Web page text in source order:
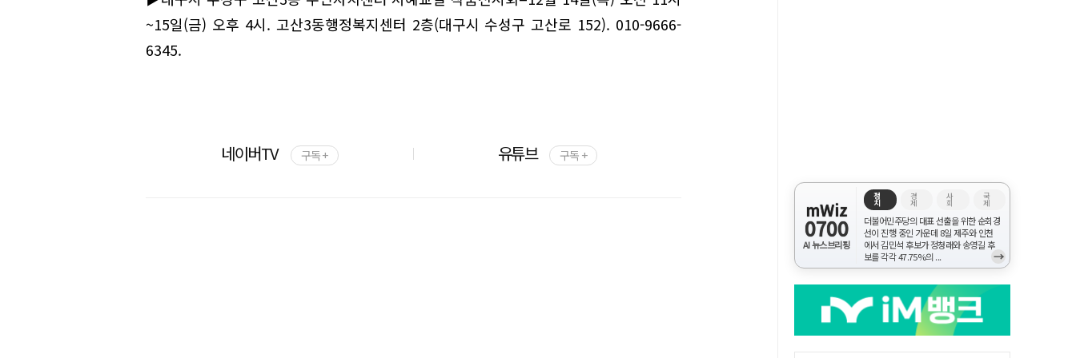
~15일(금) 오후 4시. 고산3동행정복지센터 2층(대구시 수성구 고산로 152). 010-9666-
6345.
네이버TV 구독 + 유튜브 구독 +
mWiz
0700
AI 뉴스브리핑
정
치
경
제
사
회
국
제
더불어민주당의 대표 선출을 위한 순회경
선이 진행 중인 가운데 8일 제주와 인천
에서 김민석 후보가 정청래와 송영길 후
보를 각각 47.75%의 ...
→